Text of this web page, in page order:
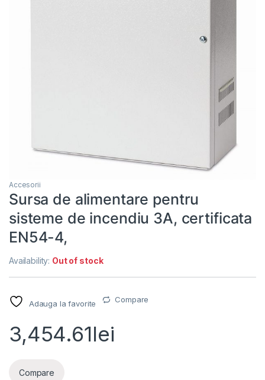
Accesorii
Sursa de alimentare pentru
sisteme de incendiu 3A, certificata
EN54-4,
Availability: Out of stock
Adauga la favorite Compare
3,454.61lei
Compare